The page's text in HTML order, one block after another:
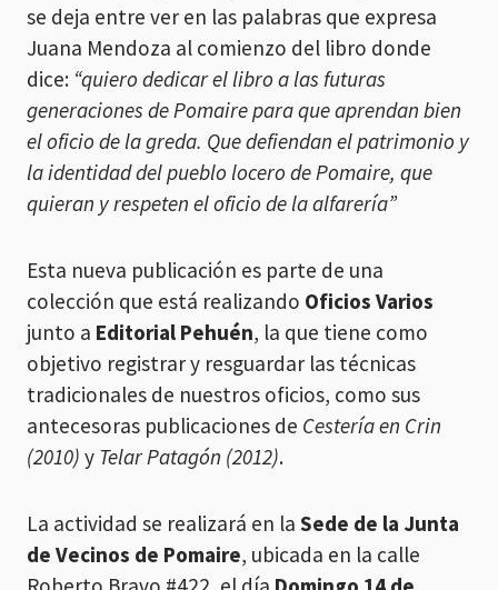
se deja entre ver en las palabras que expresa
Juana Mendoza al comienzo del libro donde
dice: “quiero dedicar el libro a las futuras
generaciones de Pomaire para que aprendan bien
el oficio de la greda. Que defiendan el patrimonio y
la identidad del pueblo locero de Pomaire, que
quieran y respeten el oficio de la alfarería”
Esta nueva publicación es parte de una
colección que está realizando Oficios Varios
junto a Editorial Pehuén, la que tiene como
objetivo registrar y resguardar las técnicas
tradicionales de nuestros oficios, como sus
antecesoras publicaciones de Cestería en Crin
(2010) y Telar Patagón (2012).
La actividad se realizará en la Sede de la Junta
de Vecinos de Pomaire, ubicada en la calle